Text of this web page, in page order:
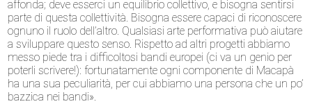
affonda; deve esserci un equilibrio collettivo, e bisogna sentirsi
parte di questa collettività. Bisogna essere capaci di riconoscere
ognuno il ruolo dell’altro. Qualsiasi arte performativa può aiutare
a sviluppare questo senso. Rispetto ad altri progetti abbiamo
messo piede tra i difficoltosi bandi europei (ci va un genio per
poterli scrivere!): fortunatamente ogni componente di Macapà
ha una sua peculiarità, per cui abbiamo una persona che un po’
bazzica nei bandi».